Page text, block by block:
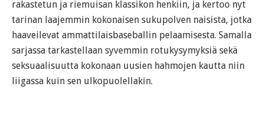
rakastetun ja riemuisan klassikon henkiin, ja kertoo nyt
tarinan laajemmin kokonaisen sukupolven naisista, jotka
haaveilevat ammattilaisbaseballin pelaamisesta. Samalla
sarjassa tarkastellaan syvemmin rotukysymyksiä sekä
seksuaalisuutta kokonaan uusien hahmojen kautta niin
liigassa kuin sen ulkopuolellakin.